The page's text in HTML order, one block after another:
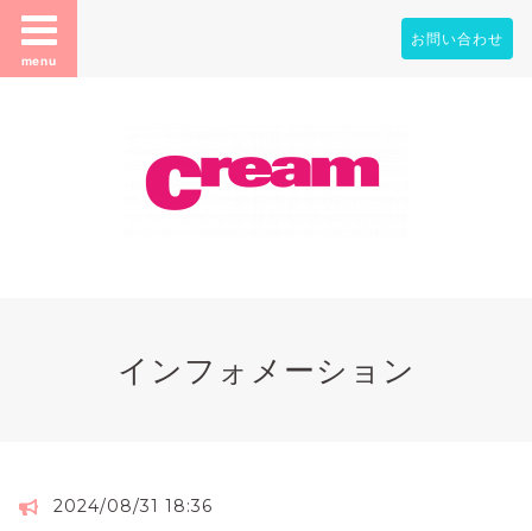
menu
お問い合わせ
インフォメーション
2024/08/31 18:36